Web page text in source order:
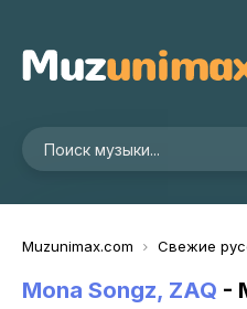
Muzunimax.com Свежие
Mona Songz, ZAQ -